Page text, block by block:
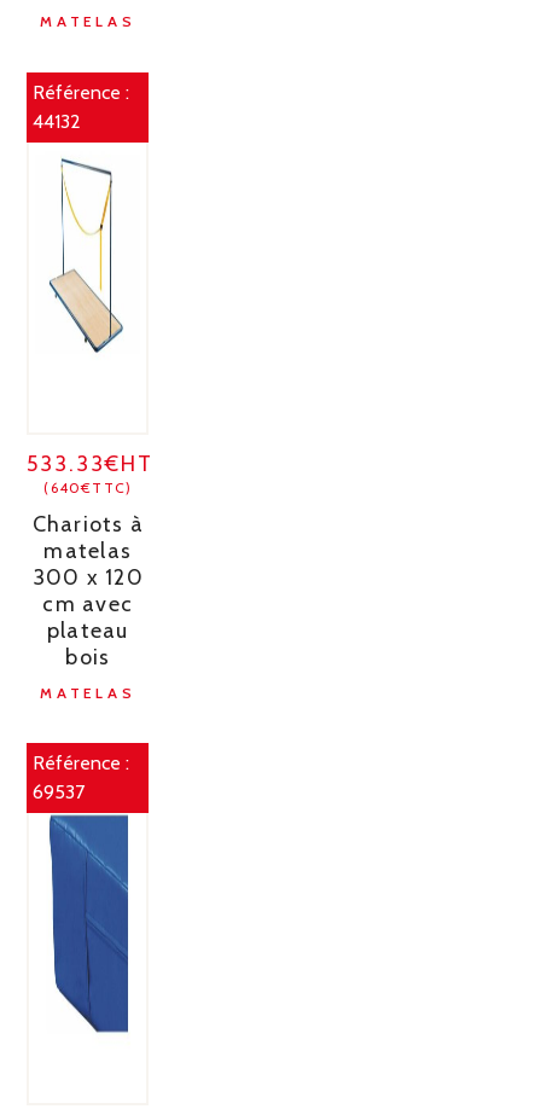
MATELAS
Référence :
44132
533.33€HT
(640€TTC)
Chariots à
matelas
300 x 120
cm avec
plateau
bois
MATELAS
Référence :
69537